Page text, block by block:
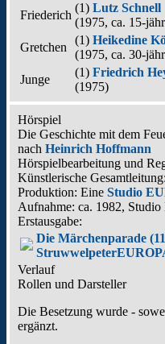
Friederich
(1) Lutz Schnell
(1975, ca.
Gretchen
(1) Heikedine
(1975, ca.
Junge
(1) Friedrich
(1975)
Hörspiel
Die Geschichte mit dem
nach Heinrich Hoffmann
Hörspielbearbeitung und
Künstlerische Gesamtleitung:
Produktion: Eine Studio
Aufnahme: ca. 1982,
Erstausgabe:
Die Märchenparade
Struwwelpeter
Verlauf
Rollen und Darsteller
Die Besetzung wurde -
ergänzt.